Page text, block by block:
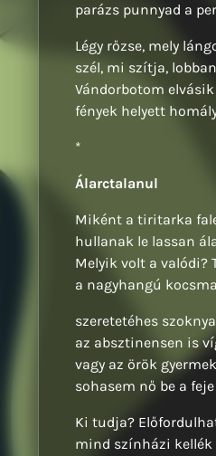
parázs punnyad a
Légy rőzse, mely
szél, mi szítja,
Vándorbotom
fények helyett
*
Álarctalanul
Miként a tiritarka
hullanak le lassan
Melyik volt a valódi?
a nagyhangú
szeretetéhes
az absztinensen is
vagy az örök
sohasem nő be a
Ki tudja?
mind színházi kellék